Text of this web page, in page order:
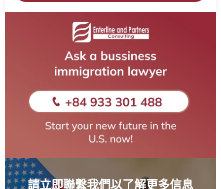
請立即聯繫我們以了解更多信息